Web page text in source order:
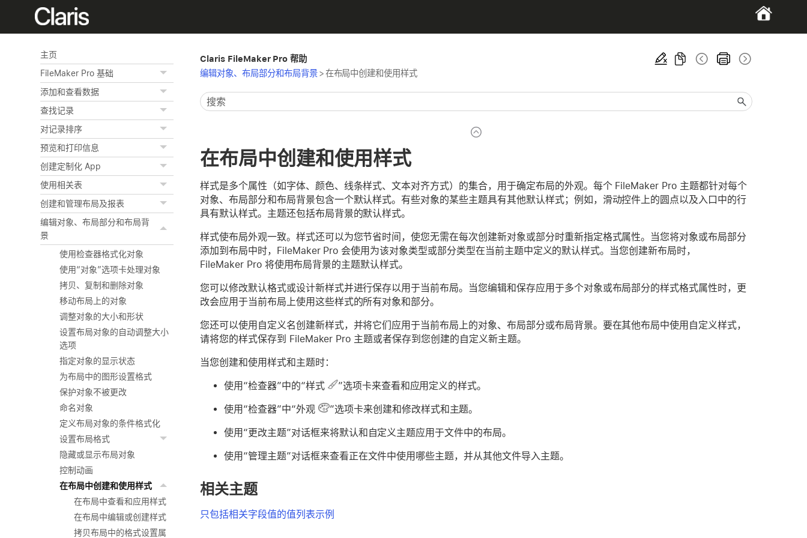
主页
FileMaker Pro 基础
添加和查看数据
查找记录
对记录排序
预览和打印信息
创建定制化 App
使用相关表
创建和管理布局及报表
编辑对象、布局部分和布局背
景
使用检查器格式化对象
使用“对象”选项卡处理对象
拷贝、复制和删除对象
移动布局上的对象
调整对象的大小和形状
设置布局对象的自动调整大小
选项
指定对象的显示状态
为布局中的图形设置格式
保护对象不被更改
命名对象
定义布局对象的条件格式化
设置布局格式
隐藏或显示布局对象
控制动画
在布局中创建和使用样式
在布局中查看和应用样式
在布局中编辑或创建样式
拷贝布局中的格式设置属
Claris FileMaker Pro 帮助
编辑对象、布局部分和布局背景 >在布局中创建和使用样式
在布局中创建和使用样式
样式是多个属性（如字体、颜色、线条样式、文本对齐方式）的集合，用于确定布局的外观。每个 FileMaker Pro 主题都针对每个
对象、布局部分和布局背景包含一个默认样式。有些对象的某些主题具有其他默认样式；例如，滑动控件上的圆点以及入口中的行
具有默认样式。主题还包括布局背景的默认样式。
样式使布局外观一致。样式还可以为您节省时间，使您无需在每次创建新对象或部分时重新指定格式属性。当您将对象或布局部分
添加到布局中时，FileMaker Pro 会使用为该对象类型或部分类型在当前主题中定义的默认样式。当您创建新布局时，
FileMaker Pro 将使用布局背景的主题默认样式。
您可以修改默认格式或设计新样式并进行保存以用于当前布局。当您编辑和保存应用于多个对象或布局部分的样式格式属性时，更
改会应用于当前布局上使用这些样式的所有对象和部分。
您还可以使用自定义名创建新样式，并将它们应用于当前布局上的对象、布局部分或布局背景。要在其他布局中使用自定义样式，
请将您的样式保存到 FileMaker Pro 主题或者保存到您创建的自定义新主题。
当您创建和使用样式和主题时：
使用“检查器”中的“样式 ”选项卡来查看和应用定义的样式。
使用“检查器”中“外观 ”选项卡来创建和修改样式和主题。
使用“更改主题”对话框来将默认和自定义主题应用于文件中的布局。
使用“管理主题”对话框来查看正在文件中使用哪些主题，并从其他文件导入主题。
相关主题
只包括相关字段值的值列表示例